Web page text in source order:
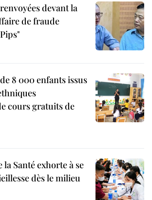
devant la
de fraude
8 000 enfants issus
cours gratuits de
Santé exhorte à se
dès le milieu